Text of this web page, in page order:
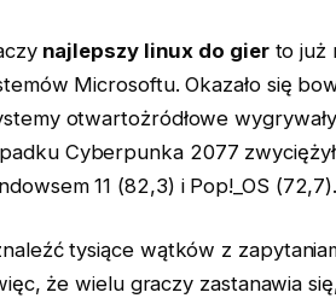
najlepszy linux do gierto już
Microsoftu. Okazało się
otwartożródłowe
Cyberpunka 2077
11 (82,3) i Pop!_OS (72,7).
tysiące wątków z
że wielu graczy zastanawia